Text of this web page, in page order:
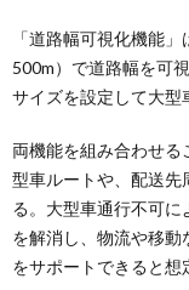
「道路幅可視化機能
500m）で道路幅を可
サイズを設定して大型
両機能を組み合わせ
型車ルートや、配送先
る。大型車通行不可
を解消し、物流や移
をサポートできると想